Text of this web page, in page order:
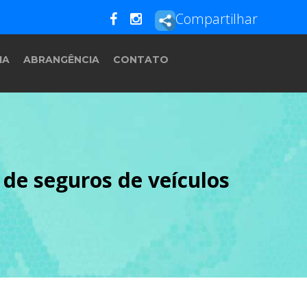
Compartilhar
ABRANGÊNCIA CONTATO
seguros de veículos